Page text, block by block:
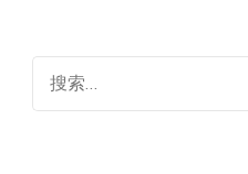
索：